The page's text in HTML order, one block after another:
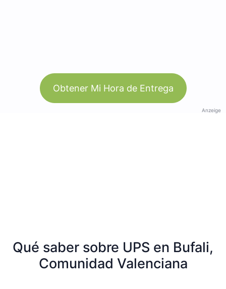
Obtener Mi Hora de Entrega
Anzeige
Qué saber sobre UPS en Bufali,
Comunidad Valenciana